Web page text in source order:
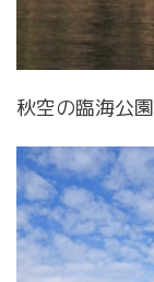
秋空の臨海公園